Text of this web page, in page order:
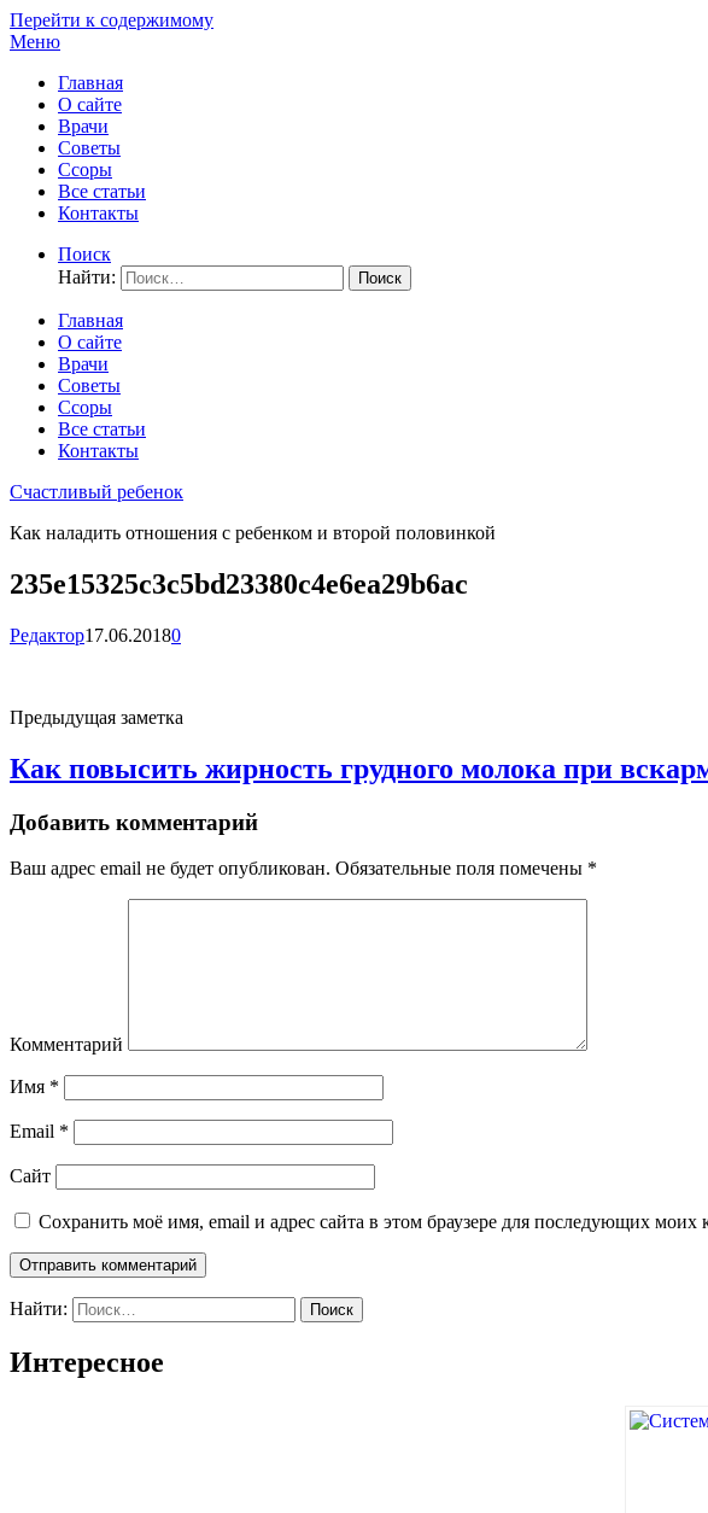
Перейти к содержимому
Меню
Главная
О сайте
Врачи
Советы
Ссоры
Все статьи
Контакты
Поиск
Найти:
Главная
О сайте
Врачи
Советы
Ссоры
Все статьи
Контакты
Счастливый ребенок
Как наладить отношения с ребенком и второй половинкой
235e15325c3c5bd23380c4e6ea29b6ac
Редактор17.06.20180
Предыдущая заметка
Как повысить жирность грудного молока при
Добавить комментарий
Ваш адрес email не будет опубликован. Обязательные поля помечены *
Комментарий
Имя *
Email *
Сайт
Сохранить моё имя, email и адрес сайта в этом браузере для последующих моих
Найти:
Интересное